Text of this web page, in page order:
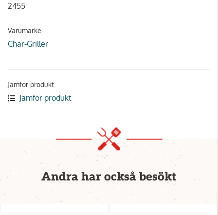
2455
Varumärke
Char-Griller
Jämför produkt
Jämför produkt
Andra har också besökt